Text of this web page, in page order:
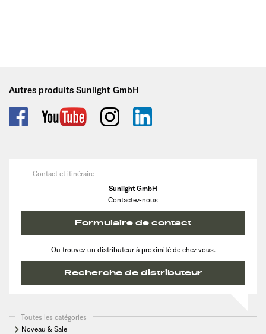
Autres produits Sunlight GmbH
Contact et itinéraire
Sunlight GmbH
Contactez-nous
Formulaire de contact
Ou trouvez un distributeur à proximité de chez vous.
Recherche de distributeur
Toutes les catégories
Noveau & Sale